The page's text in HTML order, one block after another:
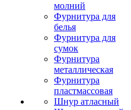
молний
Фурнитура для
белья
Фурнитура для
сумок
Фурнитура
металлическая
Фурнитура
пластмассовая
Шнур атласный